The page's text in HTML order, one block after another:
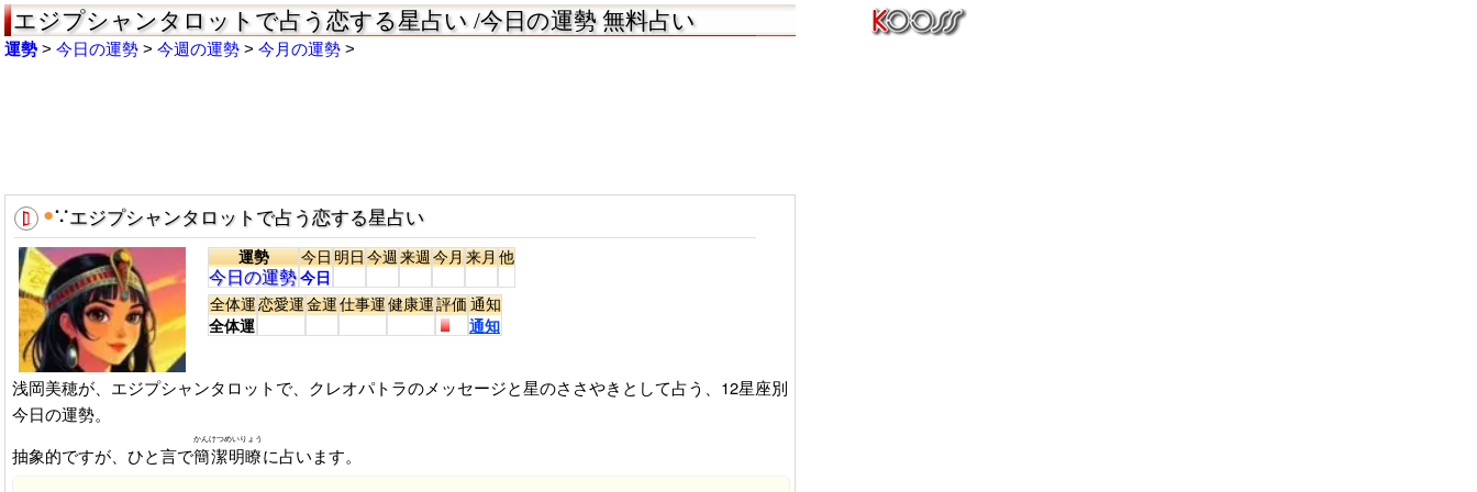
エジプシャンタロットで占う恋する星占い /今日の運勢 無料占い
運勢 今日の運勢 今週の運勢 今月の運勢
●∵エジプシャンタロットで占う恋する星占い
運勢
今日の運勢
今日
今日
明日今週来週今月来月他
全体運
全体運
恋愛運金運仕事運健康運評価通知
通知
浅岡美穂が、エジプシャンタロットで、クレオパトラのメッセージと星のささやきとして占う、12星座別
今日の運勢。
抽象的ですが、ひと言で簡潔明瞭
かんけつめいりょう
に占います。